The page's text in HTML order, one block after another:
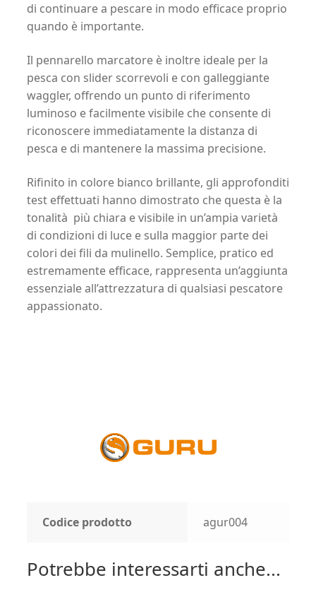
di continuare a pescare in modo efficace proprio
quando è importante.
Il pennarello marcatore è inoltre ideale per la
pesca con slider scorrevoli e con galleggiante
waggler, offrendo un punto di riferimento
luminoso e facilmente visibile che consente di
riconoscere immediatamente la distanza di
pesca e di mantenere la massima precisione.
Rifinito in colore bianco brillante, gli approfonditi
test effettuati hanno dimostrato che questa è la
tonalità più chiara e visibile in un’ampia varietà
di condizioni di luce e sulla maggior parte dei
colori dei fili da mulinello. Semplice, pratico ed
estremamente efficace, rappresenta un’aggiunta
essenziale all’attrezzatura di qualsiasi pescatore
appassionato.
Codice prodotto agur004
Potrebbe interessarti anche...